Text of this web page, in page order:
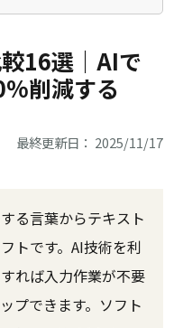
16選｜AIで
削減する
最終更新日： 2025/11/17
る言葉からテキスト
トです。AI技術を利
れば入力作業が不要
プできます。ソフト